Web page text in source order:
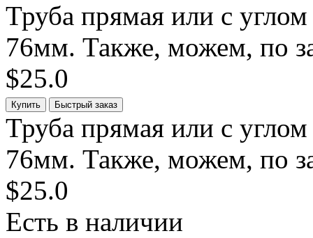
Труба прямая или с
76мм. Также, можем, по
$25.0
Труба прямая или с
76мм. Также, можем, по
$25.0
Есть в наличии